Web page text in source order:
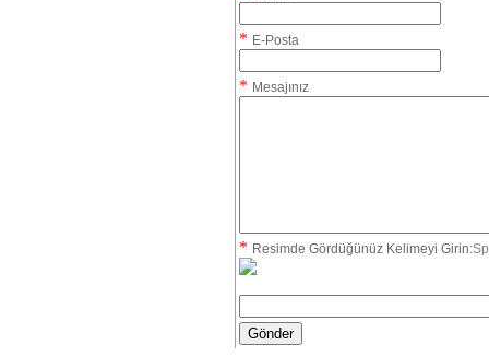
* E-Posta
* Mesajınız
* Resimde Gördüğünüz Kelimeyi Girin: